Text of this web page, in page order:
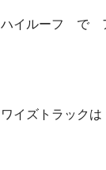
ハイルーフ で
ワイズトラック